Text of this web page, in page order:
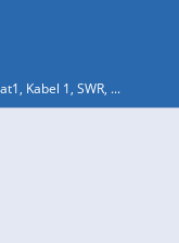
Kabel 1, SWR, ...